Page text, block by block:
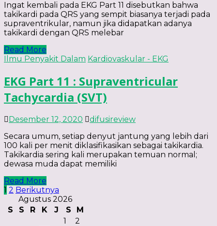
Ingat kembali pada EKG Part 11 disebutkan bahwa
takikardi pada QRS yang sempit biasanya terjadi pada
supraventrikular, namun jika didapatkan adanya
takikardi dengan QRS melebar
Read More
Ilmu Penyakit Dalam Kardiovaskular - EKG
EKG Part 11 : Supraventricular
Tachycardia (SVT)
Desember 12, 2020
difusireview
Secara umum, setiap denyut jantung yang lebih dari
100 kali per menit diklasifikasikan sebagai takikardia.
Takikardia sering kali merupakan temuan normal;
dewasa muda dapat memiliki
Read More
Paginasi
pos
1 2 Berikutnya
Agustus 2026
S
S R K J S
M
1
2